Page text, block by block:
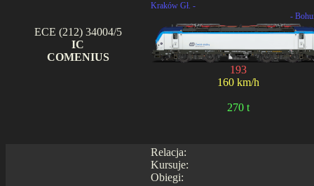
ECE (212) 34004/5
IC
COMENIUS
Kraków Gł. -
-
193
160 km/h
270 t
Relacja:
Kursuje:
Obiegi: